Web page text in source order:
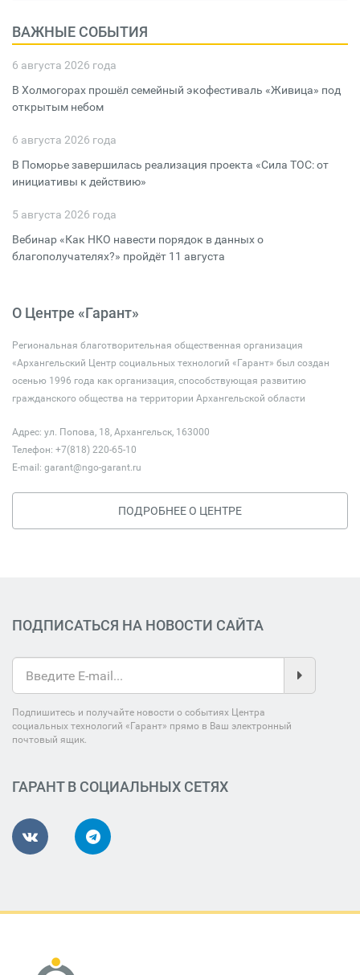
ВАЖНЫЕ СОБЫТИЯ
6 августа 2026 года
В Холмогорах прошёл семейный экофестиваль «Живица» под
открытым небом
6 августа 2026 года
В Поморье завершилась реализация проекта «Сила ТОС: от
инициативы к действию»
5 августа 2026 года
Вебинар «Как НКО навести порядок в данных о
благополучателях?» пройдёт 11 августа
О Центре «Гарант»
Региональная благотворительная общественная организация
«Архангельский Центр социальных технологий «Гарант» был создан
осенью 1996 года как организация, способствующая развитию
гражданского общества на территории Архангельской области
Адрес: ул. Попова, 18, Архангельск, 163000
Телефон: +7(818) 220-65-10
E-mail: garant@ngo-garant.ru
ПОДРОБНЕЕ О ЦЕНТРЕ
ПОДПИСАТЬСЯ НА НОВОСТИ САЙТА
Подпишитесь и получайте новости о событиях Центра
социальных технологий «Гарант» прямо в Ваш электронный
почтовый ящик.
ГАРАНТ В СОЦИАЛЬНЫХ СЕТЯХ